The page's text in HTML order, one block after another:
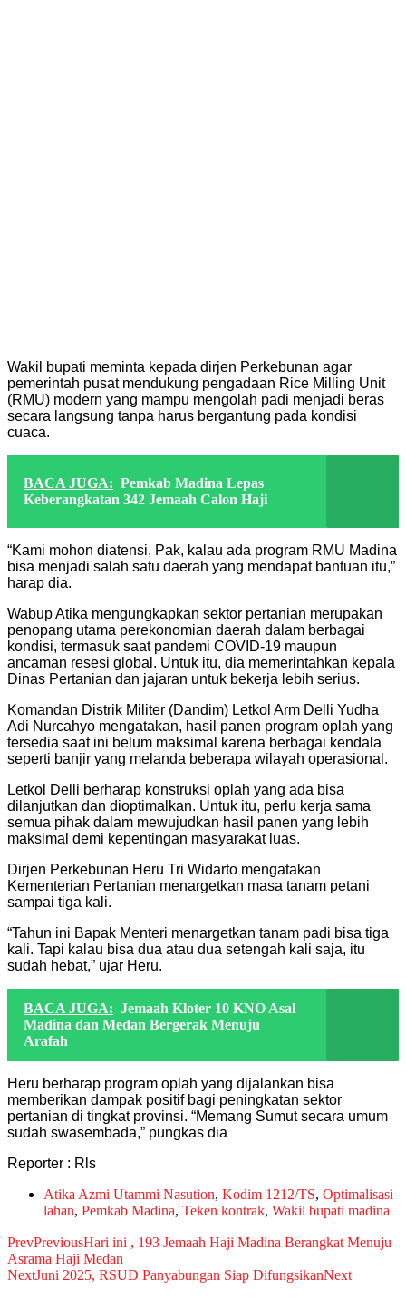
Wakil bupati meminta kepada dirjen Perkebunan agar
pemerintah pusat mendukung pengadaan Rice Milling Unit
(RMU) modern yang mampu mengolah padi menjadi beras
secara langsung tanpa harus bergantung pada kondisi
cuaca.
BACA JUGA: Pemkab Madina Lepas
Keberangkatan 342 Jemaah Calon Haji
“Kami mohon diatensi, Pak, kalau ada program RMU Madina
bisa menjadi salah satu daerah yang mendapat bantuan itu,”
harap dia.
Wabup Atika mengungkapkan sektor pertanian merupakan
penopang utama perekonomian daerah dalam berbagai
kondisi, termasuk saat pandemi COVID-19 maupun
ancaman resesi global. Untuk itu, dia memerintahkan kepala
Dinas Pertanian dan jajaran untuk bekerja lebih serius.
Komandan Distrik Militer (Dandim) Letkol Arm Delli Yudha
Adi Nurcahyo mengatakan, hasil panen program oplah yang
tersedia saat ini belum maksimal karena berbagai kendala
seperti banjir yang melanda beberapa wilayah operasional.
Letkol Delli berharap konstruksi oplah yang ada bisa
dilanjutkan dan dioptimalkan. Untuk itu, perlu kerja sama
semua pihak dalam mewujudkan hasil panen yang lebih
maksimal demi kepentingan masyarakat luas.
Dirjen Perkebunan Heru Tri Widarto mengatakan
Kementerian Pertanian menargetkan masa tanam petani
sampai tiga kali.
“Tahun ini Bapak Menteri menargetkan tanam padi bisa tiga
kali. Tapi kalau bisa dua atau dua setengah kali saja, itu
sudah hebat,” ujar Heru.
BACA JUGA: Jemaah Kloter 10 KNO Asal
Madina dan Medan Bergerak Menuju
Arafah
Heru berharap program oplah yang dijalankan bisa
memberikan dampak positif bagi peningkatan sektor
pertanian di tingkat provinsi. “Memang Sumut secara umum
sudah swasembada,” pungkas dia
Reporter : Rls
Atika Azmi Utammi Nasution, Kodim 1212/TS, Optimalisasi
lahan, Pemkab Madina, Teken kontrak, Wakil bupati madina
PrevPreviousHari ini , 193 Jemaah Haji Madina Berangkat Menuju
Asrama Haji Medan
NextJuni 2025, RSUD Panyabungan Siap DifungsikanNext